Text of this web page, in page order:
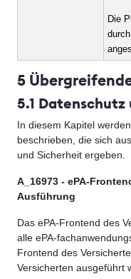
Die
5
5.1
In diesem Kapitel
beschrieben, die sich
und Sicherheit ergeben.
A_16973 - ePA-
Ausführung
Das ePA-Frontend des
alle ePA-
Frontend des
Versicherten ausgeführt